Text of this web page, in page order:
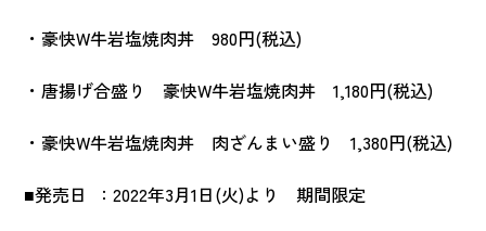
・豪快W牛岩塩焼肉丼 980円(税込)
・唐揚げ合盛り 豪快W牛岩塩焼肉丼 1,180円(税込)
・豪快W牛岩塩焼肉丼 肉ざんまい盛り 1,380円(税込)
■発売日 ：2022年3月1日(火)より 期間限定